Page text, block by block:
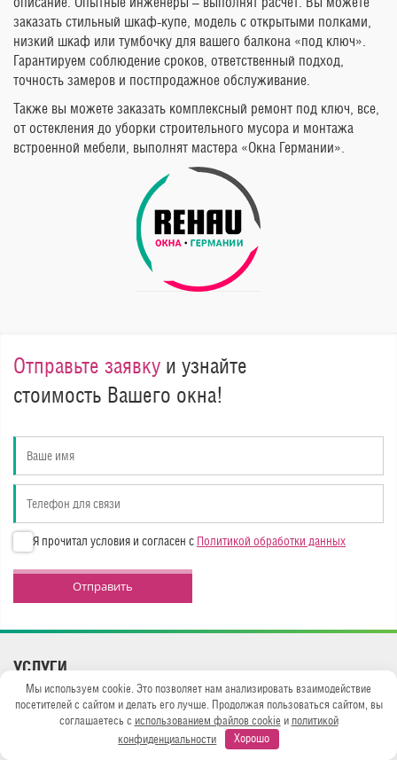
заказать стильный шкаф-купе, модель с открытыми полками,
низкий шкаф или тумбочку для вашего балкона «под ключ».
Гарантируем соблюдение сроков, ответственный подход,
точность замеров и постпродажное обслуживание.
Также вы можете заказать комплексный ремонт под ключ, все,
от остекления до уборки строительного мусора и монтажа
встроенной мебели, выполнят мастера «Окна Германии».
Отправьте заявку и узнайте
стоимость Вашего окна!
Я прочитал условия и согласен с Политикой обработки данных
Отправить
УСЛУГИ
Продажа окон Рехау
Установка дверей
Остекление балконов
Мы используем cookie. Это позволяет нам анализировать взаимодействие
посетителей с сайтом и делать его лучше. Продолжая пользоваться сайтом, вы
соглашаетесь с использованием файлов cookie и политикой
конфиденциальности
Хорошо